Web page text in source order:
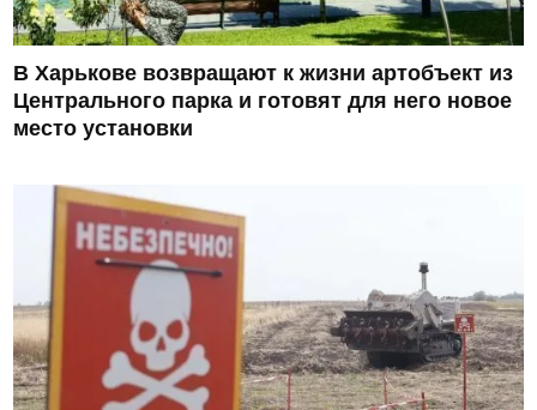
В Харькове возвращают к жизни артобъект из
Центрального парка и готовят для него новое
место установки